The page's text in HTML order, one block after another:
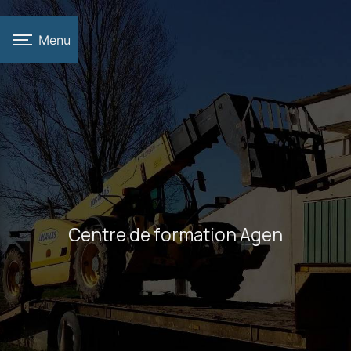
Menu
Centre de formation Agen
Panneau de gestion des cookies